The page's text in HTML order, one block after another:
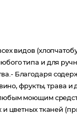
видов
типа и для
Благодаря
фрукты, трава и
моющим
цветных тканей